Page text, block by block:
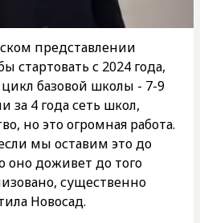
представлении
стартовать с 2024 года,
базовой школы - 7-9
за 4 года сеть школ,
но это огромная работа.
мы оставим это до
оно доживет до того
существенно
Новосад.